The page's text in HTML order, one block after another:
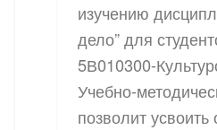
изучению
дело” для
5В010300-
Учебно-
позволит